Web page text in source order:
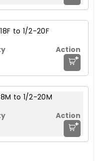
to 1/2-20F
+
to 1/2-20M
+